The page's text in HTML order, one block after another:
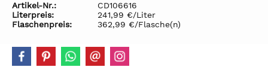
Artikel-Nr.:
CD106616
Literpreis:
241,99 €/Liter
Flaschenpreis:
362,99 €/Flasche(n)